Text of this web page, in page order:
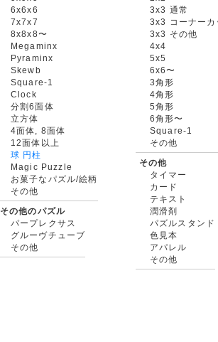
6x6x6
7x7x7
8x8x8〜
Megaminx
Pyraminx
Skewb
Square-1
Clock
分割6面体
立方体
4面体, 8面体
12面体以上
球 円柱
Magic Puzzle
お菓子なパズル/絵柄
その他
その他のパズル
パープレクサス
グルーヴチューブ
その他
3x3 通常
3x3 コーナーカ
3x3 その他
4x4
5x5
6x6〜
3角形
4角形
5角形
6角形〜
Square-1
その他
その他
タイマー
カード
テキスト
潤滑剤
パズルスタンド
色見本
アパレル
その他